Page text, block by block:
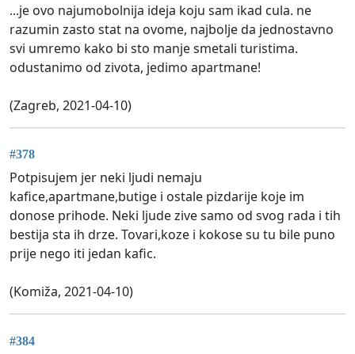
...je ovo najumobolnija ideja koju sam ikad cula. ne
razumin zasto stat na ovome, najbolje da jednostavno
svi umremo kako bi sto manje smetali turistima.
odustanimo od zivota, jedimo apartmane!
(Zagreb, 2021-04-10)
#378
Potpisujem jer neki ljudi nemaju
kafice,apartmane,butige i ostale pizdarije koje im
donose prihode. Neki ljude zive samo od svog rada i tih
bestija sta ih drze. Tovari,koze i kokose su tu bile puno
prije nego iti jedan kafic.
(Komiža, 2021-04-10)
#384